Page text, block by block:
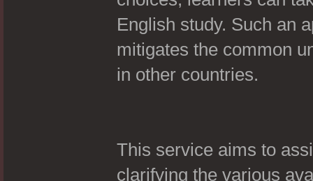
English study. Such an
mitigates the common
in other countries.
This service aims to
clarifying the various